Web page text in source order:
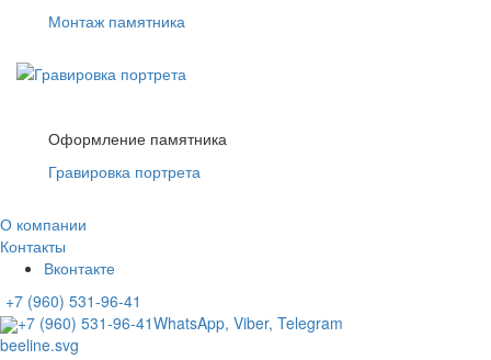
Монтаж памятника
Оформление памятника
Гравировка портрета
О компании
Контакты
Вконтакте
+7 (960) 531-96-41
+7 (960) 531-96-41WhatsApp, Viber, Telegram